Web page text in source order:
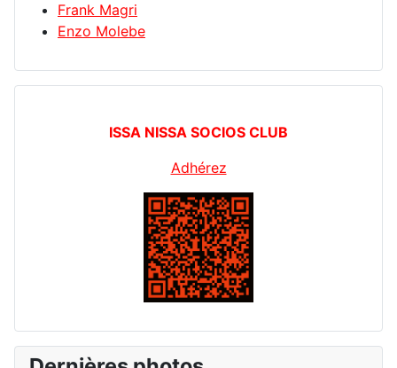
Frank Magri
Enzo Molebe
ISSA NISSA SOCIOS CLUB
Adhérez